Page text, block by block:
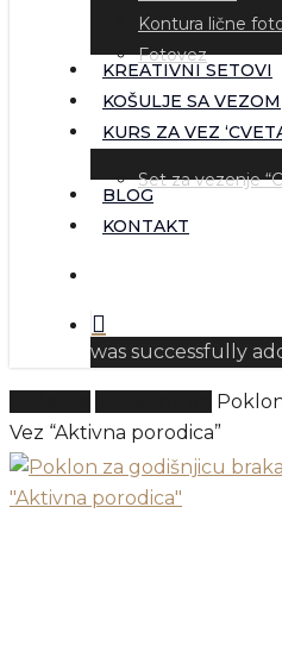
Kontura lične
Fotovez
KREATIVNI SETOVI
KOŠULJE SA VEZOM
KURS ZA VEZ
Set za vezenje
BLOG
KONTAKT
was successfully
Vez “Aktivna porodica”